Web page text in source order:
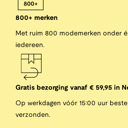
800+ merken
Met ruim 800 modemerken onder
iedereen.
Gratis bezorging vanaf € 59,95 in
Op werkdagen vóór 15:00 uur
verzonden.